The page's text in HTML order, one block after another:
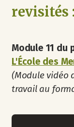
revisités
Module 11 du
L'École des
(Module vidéo
travail au